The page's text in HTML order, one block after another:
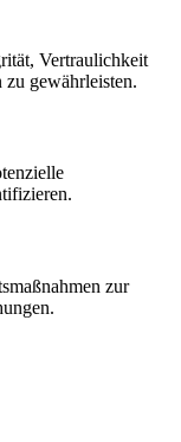
Vertraulichkeit
gewährleisten.
zur